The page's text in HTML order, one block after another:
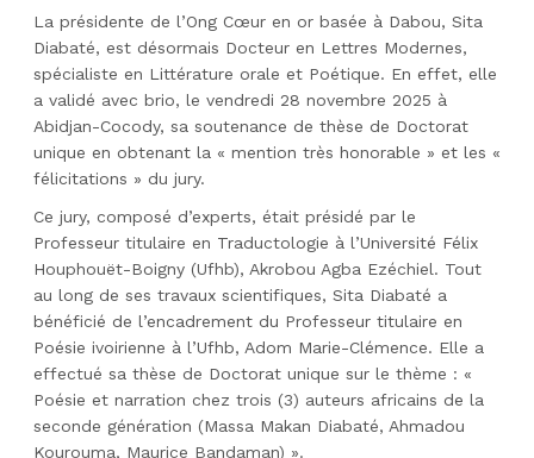
La présidente de l’Ong Cœur en or basée à Dabou, Sita
Diabaté, est désormais Docteur en Lettres Modernes,
spécialiste en Littérature orale et Poétique. En effet, elle
a validé avec brio, le vendredi 28 novembre 2025 à
Abidjan-Cocody, sa soutenance de thèse de Doctorat
unique en obtenant la « mention très honorable » et les «
félicitations » du jury.
Ce jury, composé d’experts, était présidé par le
Professeur titulaire en Traductologie à l’Université Félix
Houphouët-Boigny (Ufhb), Akrobou Agba Ezéchiel. Tout
au long de ses travaux scientifiques, Sita Diabaté a
bénéficié de l’encadrement du Professeur titulaire en
Poésie ivoirienne à l’Ufhb, Adom Marie-Clémence. Elle a
effectué sa thèse de Doctorat unique sur le thème : «
Poésie et narration chez trois (3) auteurs africains de la
seconde génération (Massa Makan Diabaté, Ahmadou
Kourouma, Maurice Bandaman) ».